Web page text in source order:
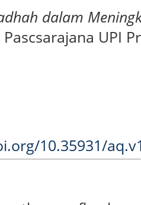
dalam
UPI
10.35931/